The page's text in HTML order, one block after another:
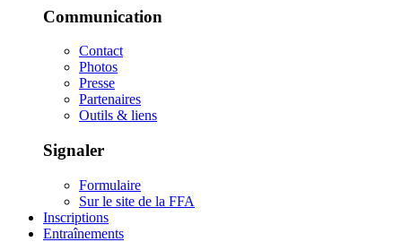
Communication
Contact
Photos
Presse
Partenaires
Outils & liens
Signaler
Formulaire
Sur le site de la FFA
Inscriptions
Entraînements